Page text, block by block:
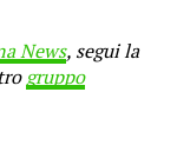
News, segui la
gruppo